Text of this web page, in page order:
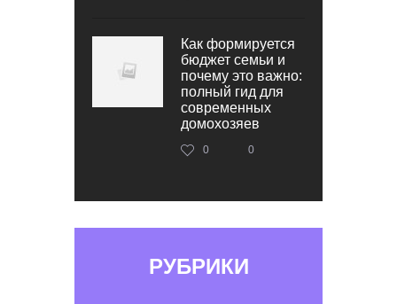
Как формируется
бюджет семьи и
почему это важно:
полный гид для
современных
домохозяев
0 0
РУБРИКИ